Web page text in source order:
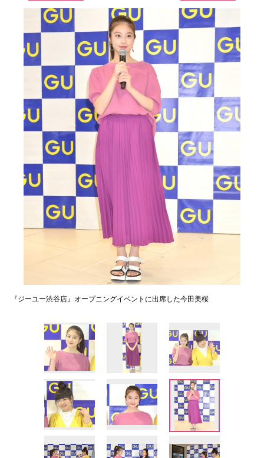
『ジーユー渋谷店』オープニングイベントに出席した今田美桜